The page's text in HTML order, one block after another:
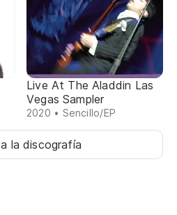
Live At The Aladdin Las
Vegas Sampler
2020 • Sencillo/EP
la discografía